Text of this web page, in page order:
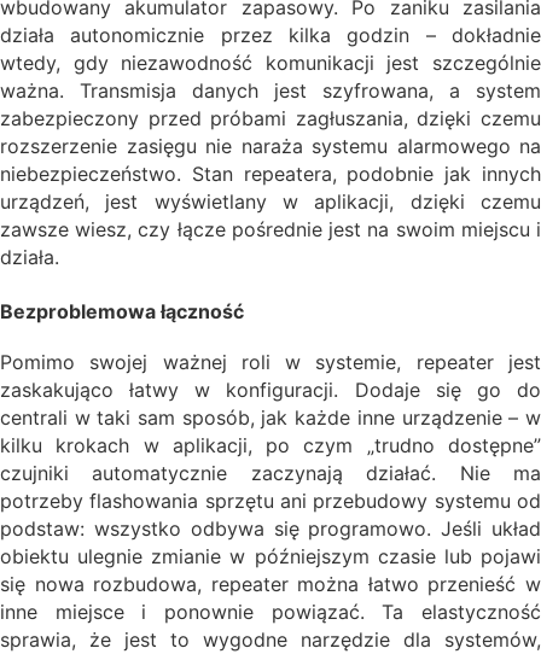
wbudowany akumulator zapasowy. Po zaniku zasilania
działa autonomicznie przez kilka godzin – dokładnie
wtedy, gdy niezawodność komunikacji jest szczególnie
ważna. Transmisja danych jest szyfrowana, a system
zabezpieczony przed próbami zagłuszania, dzięki czemu
rozszerzenie zasięgu nie naraża systemu alarmowego na
niebezpieczeństwo. Stan repeatera, podobnie jak innych
urządzeń, jest wyświetlany w aplikacji, dzięki czemu
zawsze wiesz, czy łącze pośrednie jest na swoim miejscu i
działa.
Bezproblemowa łączność
Pomimo swojej ważnej roli w systemie, repeater jest
zaskakująco łatwy w konfiguracji. Dodaje się go do
centrali w taki sam sposób, jak każde inne urządzenie – w
kilku krokach w aplikacji, po czym „trudno dostępne”
czujniki automatycznie zaczynają działać. Nie ma
potrzeby flashowania sprzętu ani przebudowy systemu od
podstaw: wszystko odbywa się programowo. Jeśli układ
obiektu ulegnie zmianie w późniejszym czasie lub pojawi
się nowa rozbudowa, repeater można łatwo przenieść w
inne miejsce i ponownie powiązać. Ta elastyczność
sprawia, że jest to wygodne narzędzie dla systemów,